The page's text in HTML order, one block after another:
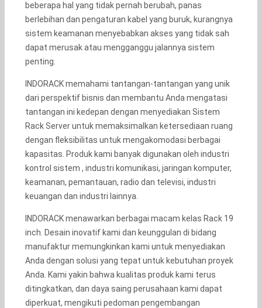
beberapa hal yang tidak pernah berubah, panas
berlebihan dan pengaturan kabel yang buruk, kurangnya
sistem keamanan menyebabkan akses yang tidak sah
dapat merusak atau mengganggu jalannya sistem
penting.
INDORACK memahami tantangan-tantangan yang unik
dari perspektif bisnis dan membantu Anda mengatasi
tantangan ini kedepan dengan menyediakan Sistem
Rack Server untuk memaksimalkan ketersediaan ruang
dengan fleksibilitas untuk mengakomodasi berbagai
kapasitas. Produk kami banyak digunakan oleh industri
kontrol sistem , industri komunikasi, jaringan komputer,
keamanan, pemantauan, radio dan televisi, industri
keuangan dan industri lainnya.
INDORACK menawarkan berbagai macam kelas Rack 19
inch. Desain inovatif kami dan keunggulan di bidang
manufaktur memungkinkan kami untuk menyediakan
Anda dengan solusi yang tepat untuk kebutuhan proyek
Anda. Kami yakin bahwa kualitas produk kami terus
ditingkatkan, dan daya saing perusahaan kami dapat
diperkuat, mengikuti pedoman pengembangan